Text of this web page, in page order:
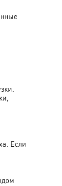
Если